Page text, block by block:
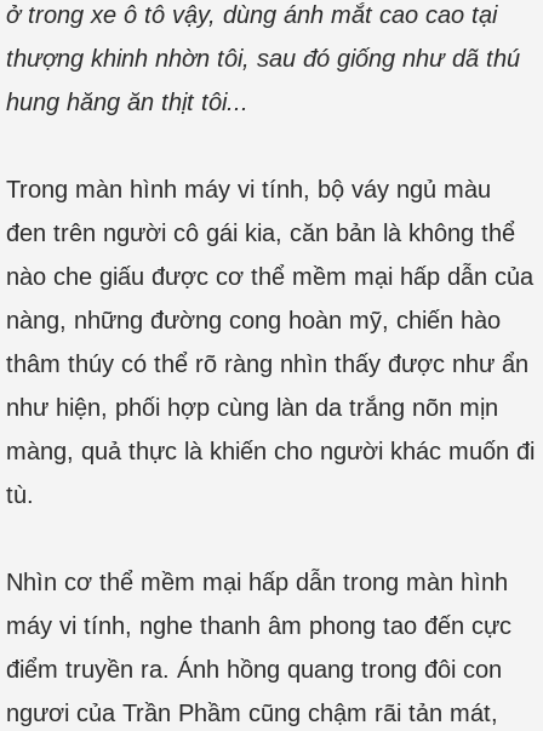
ở trong xe ô tô vậy, dùng ánh mắt cao cao tại
thượng khinh nhờn tôi, sau đó giống như dã thú
hung hăng ăn thịt tôi...
Trong màn hình máy vi tính, bộ váy ngủ màu
đen trên người cô gái kia, căn bản là không thể
nào che giấu được cơ thể mềm mại hấp dẫn của
nàng, những đường cong hoàn mỹ, chiến hào
thâm thúy có thể rõ ràng nhìn thấy được như ẩn
như hiện, phối hợp cùng làn da trắng nõn mịn
màng, quả thực là khiến cho người khác muốn đi
tù.
Nhìn cơ thể mềm mại hấp dẫn trong màn hình
máy vi tính, nghe thanh âm phong tao đến cực
điểm truyền ra. Ánh hồng quang trong đôi con
ngươi của Trần Phầm cũng chậm rãi tản mát,